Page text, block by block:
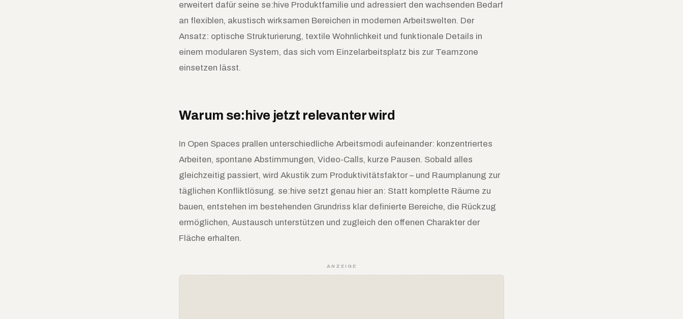
erweitert dafür seine se:hive Produktfamilie und adressiert den wachsenden Bedarf
an flexiblen, akustisch wirksamen Bereichen in modernen Arbeitswelten. Der
Ansatz: optische Strukturierung, textile Wohnlichkeit und funktionale Details in
einem modularen System, das sich vom Einzelarbeitsplatz bis zur Teamzone
einsetzen lässt.
Warum se:hive jetzt relevanter wird
In Open Spaces prallen unterschiedliche Arbeitsmodi aufeinander: konzentriertes
Arbeiten, spontane Abstimmungen, Video-Calls, kurze Pausen. Sobald alles
gleichzeitig passiert, wird Akustik zum Produktivitätsfaktor – und Raumplanung zur
täglichen Konfliktlösung. se:hive setzt genau hier an: Statt komplette Räume zu
bauen, entstehen im bestehenden Grundriss klar definierte Bereiche, die Rückzug
ermöglichen, Austausch unterstützen und zugleich den offenen Charakter der
Fläche erhalten.
ANZEIGE